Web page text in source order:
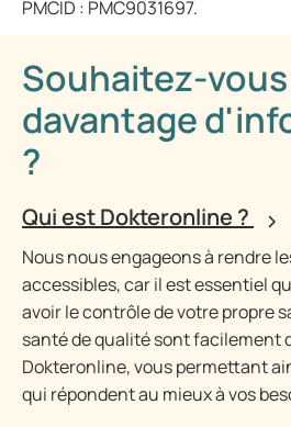
PMCID : PMC9031697.
Souhaitez-
davantage
?
Qui est Dokteronline ?
Nous nous engageons à rendre
accessibles, car il est essentiel
avoir le contrôle de votre propre
santé de qualité sont facilement
Dokteronline, vous permettant
qui répondent au mieux à vos